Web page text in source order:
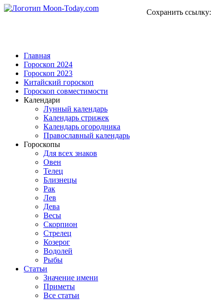
Сохранить ссылку:
Главная
Гороскоп 2024
Гороскоп 2023
Китайский гороскоп
Гороскоп совместимости
Календари
Лунный календарь
Календарь стрижек
Календарь огородника
Православный календарь
Гороскопы
Для всех знаков
Овен
Телец
Близнецы
Рак
Лев
Дева
Весы
Скорпион
Стрелец
Козерог
Водолей
Рыбы
Статьи
Значение имени
Приметы
Все статьи